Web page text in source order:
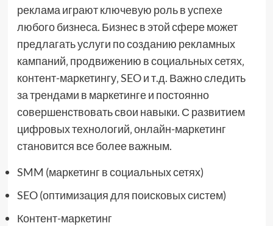
реклама играют ключевую роль в успехе
любого бизнеса. Бизнес в этой сфере может
предлагать услуги по созданию рекламных
кампаний‚ продвижению в социальных сетях‚
контент-маркетингу‚ SEO и т.д. Важно следить
за трендами в маркетинге и постоянно
совершенствовать свои навыки. С развитием
цифровых технологий‚ онлайн-маркетинг
становится все более важным.
SMM (маркетинг в социальных сетях)
SEO (оптимизация для поисковых систем)
Контент-маркетинг